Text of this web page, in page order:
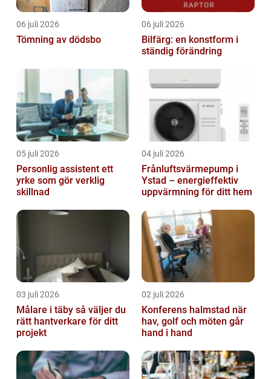
06 juli 2026
Tömning av dödsbo
06 juli 2026
Bilfärg: en konstform i
ständig förändring
05 juli 2026
Personlig assistent ett
yrke som gör verklig
skillnad
04 juli 2026
Frånluftsvärmepump i
Ystad – energieffektiv
uppvärmning för ditt hem
03 juli 2026
Målare i täby så väljer du
rätt hantverkare för ditt
projekt
02 juli 2026
Konferens halmstad när
hav, golf och möten går
hand i hand